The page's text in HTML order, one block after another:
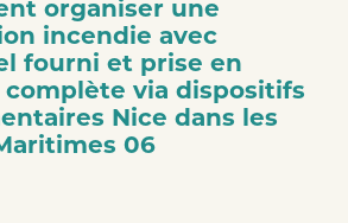
organiser une
incendie avec
fourni et prise en
via dispositifs
Nice dans les
06